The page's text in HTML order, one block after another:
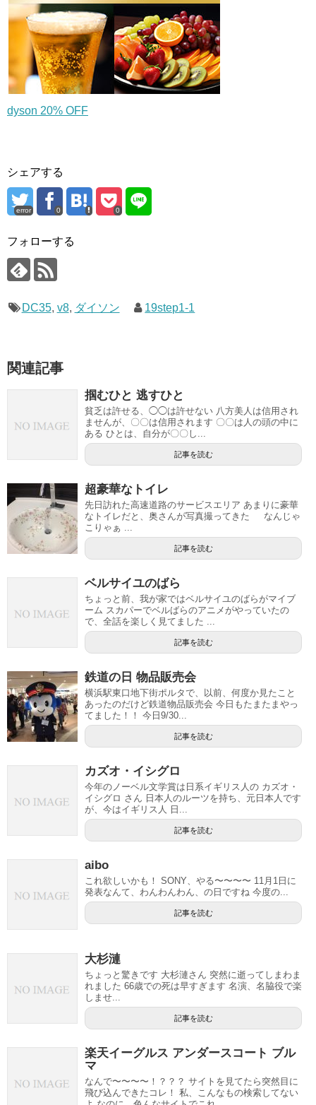
dyson 20% OFF
シェアする
error 0 0
フォローする
DC35, v8, ダイソン 19step1-1
関連記事
掴むひと 逃すひと
貧乏は許せる、◯◯は許せない 八方美人は信用され
ませんが、〇〇は信用されます 〇〇は人の頭の中に
ある ひとは、自分が〇〇し...
記事を読む
超豪華なトイレ
先日訪れた高速道路のサービスエリア あまりに豪華
なトイレだと、奥さんが写真撮ってきた なんじゃ
こりゃぁ ...
記事を読む
ベルサイユのばら
ちょっと前、我が家ではベルサイユのばらがマイブ
ーム スカパーでベルばらのアニメがやっていたの
で、全話を楽しく見てました ...
記事を読む
鉄道の日 物品販売会
横浜駅東口地下街ポルタで、以前、何度か見たこと
あったのだけど鉄道物品販売会 今日もたまたまやっ
てました！！ 今日9/30...
記事を読む
カズオ・イシグロ
今年のノーベル文学賞は日系イギリス人の カズオ・
イシグロ さん 日本人のルーツを持ち、元日本人です
が、今はイギリス人 日...
記事を読む
aibo
これ欲しいかも！ SONY、やる〜〜〜〜 11月1日に
発表なんて、わんわんわん、の日ですね 今度の...
記事を読む
大杉漣
ちょっと驚きです 大杉漣さん 突然に逝ってしまわま
れました 66歳での死は早すぎます 名演、名脇役で楽
しませ...
記事を読む
楽天イーグルス アンダースコート ブル
マ
なんで〜〜〜〜！？？？ サイトを見てたら突然目に
飛び込んできたコレ！ 私、こんなもの検索してない